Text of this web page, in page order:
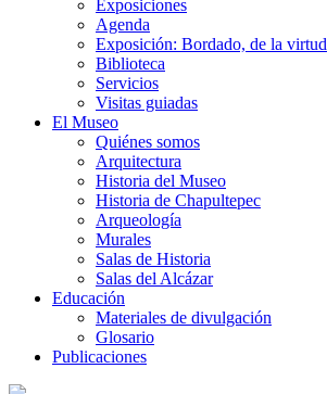
Exposiciones
Agenda
Exposición: Bordado, de la virtud
Biblioteca
Servicios
Visitas guiadas
El Museo
Quiénes somos
Arquitectura
Historia del Museo
Historia de Chapultepec
Arqueología
Murales
Salas de Historia
Salas del Alcázar
Educación
Materiales de divulgación
Glosario
Publicaciones